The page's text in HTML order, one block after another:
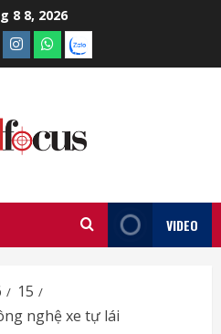
8 8, 2026
Instagram
What’sapp
Zalo
VIDEO
15
nghệ xe tự lái